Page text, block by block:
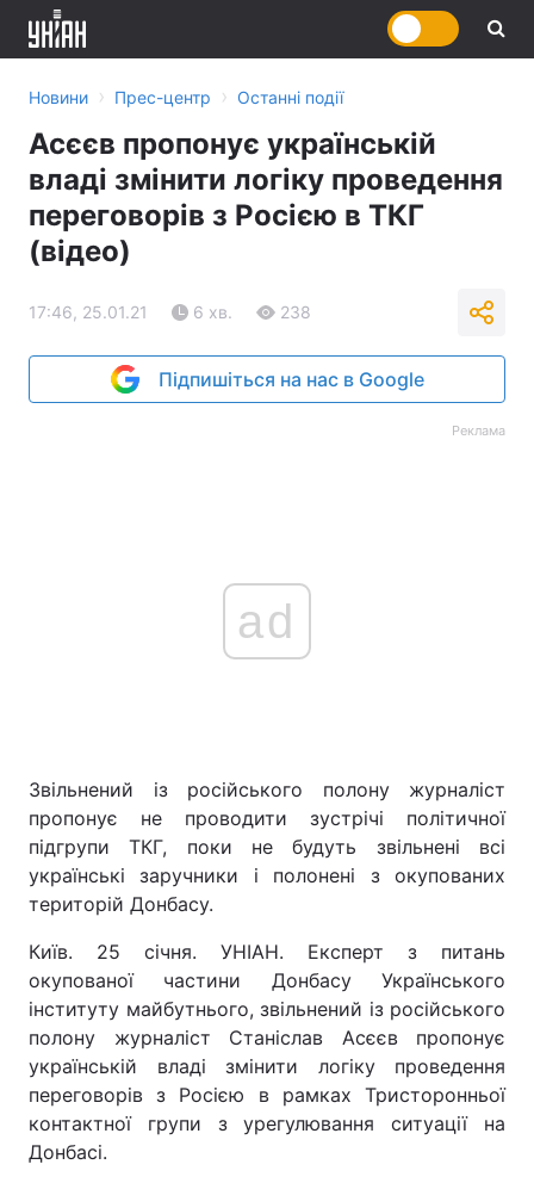
Новини › Прес-центр › Останні події
Асєєв пропонує українській
владі змінити логіку проведення
переговорів з Росією в ТКГ
(відео)
17:46, 25.01.21 6 хв. 238
Підпишіться на нас в Google
Реклама
ad
Звільнений із російського полону журналіст
пропонує не проводити зустрічі політичної
підгрупи ТКГ, поки не будуть звільнені всі
українські заручники і полонені з окупованих
територій Донбасу.
Київ. 25 січня. УНІАН. Експерт з питань
окупованої частини Донбасу Українського
інституту майбутнього, звільнений із російського
полону журналіст Станіслав Асєєв пропонує
українській владі змінити логіку проведення
переговорів з Росією в рамках Тристоронньої
контактної групи з урегулювання ситуації на
Донбасі.